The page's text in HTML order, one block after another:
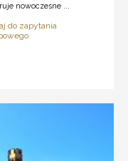
nowoczesne ...